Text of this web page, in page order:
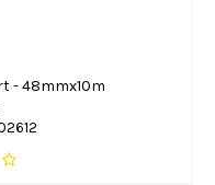
- 48mmx10m